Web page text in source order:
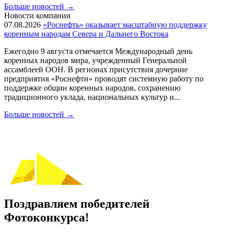
Больше новостей →
Новости компании
07.08.2026 «Роснефть» оказывает масштабную поддержку
коренным народам Севера и Дальнего Востока
Ежегодно 9 августа отмечается Международный день
коренных народов мира, учрежденный Генеральной
ассамблеей ООН. В регионах присутствия дочерние
предприятия «Роснефти» проводят системную работу по
поддержке общин коренных народов, сохранению
традиционного уклада, национальных культур и...
Больше новостей →
Поздравляем победителей
Фотоконкурса!